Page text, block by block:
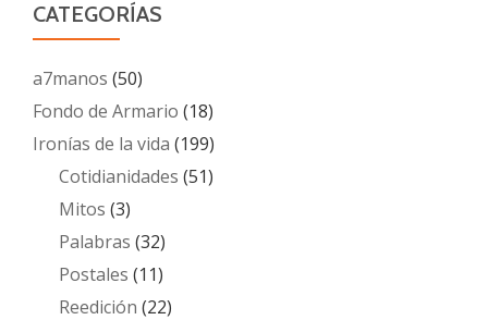
CATEGORÍAS
a7manos (50)
Fondo de Armario (18)
Ironías de la vida (199)
Cotidianidades (51)
Mitos (3)
Palabras (32)
Postales (11)
Reedición (22)